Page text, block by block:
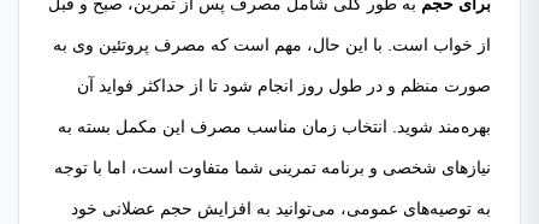
برای حجم به طور کلی شامل مصرف پس از تمرین، صبح و قبل
از خواب است. با این حال، مهم است که مصرف پروتئین وی به
صورت منظم و در طول روز انجام شود تا از حداکثر فواید آن
بهره‌مند شوید. انتخاب زمان مناسب مصرف این مکمل بسته به
نیازهای شخصی و برنامه تمرینی شما متفاوت است، اما با توجه
به توصیه‌های عمومی، می‌توانید به افزایش حجم عضلانی خود